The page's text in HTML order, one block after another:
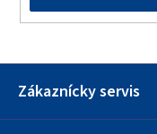
Zákaznícky servis